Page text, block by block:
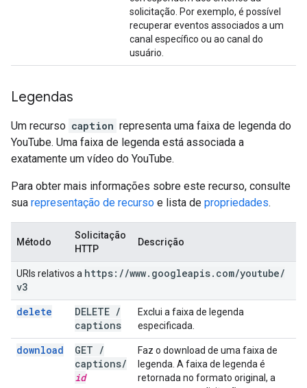
solicitação. Por exemplo, é possível
recuperar eventos associados a um
canal específico ou ao canal do
usuário.
Legendas
Um recurso caption representa uma faixa de legenda do
YouTube. Uma faixa de legenda está associada a
exatamente um vídeo do YouTube.
Para obter mais informações sobre este recurso, consulte
sua representação de recurso e lista de propriedades.
Método
Solicitação
HTTP
Descrição
URIs relativos a https: //www. googleapis. com/youtube/
v3
delete
DELETE /
captions
Exclui a faixa de legenda
especificada.
download GET /
captions/
id
Faz o download de uma faixa de
legenda. A faixa de legenda é
retornada no formato original, a